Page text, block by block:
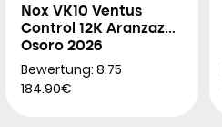
Nox VK10 Ventus
Control 12K Aranzazu
Osoro 2026
Bewertung: 8.75
184.90€